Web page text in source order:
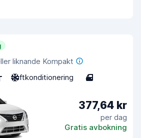
liknande Kompakt
Luftkonditionering 4
377,64 kr
per dag
Gratis avbokning